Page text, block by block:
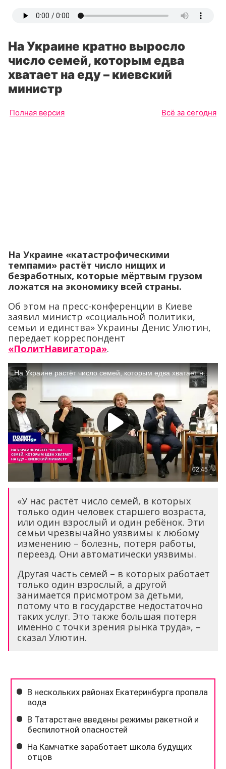
На Украине кратно выросло
число семей, которым едва
хватает на еду – киевский
министр
Полная версия Всё за сегодня
На Украине «катастрофическими
темпами» растёт число нищих и
безработных, которые мёртвым грузом
ложатся на экономику всей страны.
Об этом на пресс-конференции в Киеве
заявил министр «социальной политики,
семьи и единства» Украины Денис Улютин,
передает корреспондент
«ПолитНавигатора».
«У нас растёт число семей, в которых
только один человек старшего возраста,
или один взрослый и один ребёнок. Эти
семьи чрезвычайно уязвимы к любому
изменению – болезнь, потеря работы,
переезд. Они автоматически уязвимы.
Другая часть семей – в которых работает
только один взрослый, а другой
занимается присмотром за детьми,
потому что в государстве недостаточно
таких услуг. Это также большая потеря
именно с точки зрения рынка труда», –
сказал Улютин.